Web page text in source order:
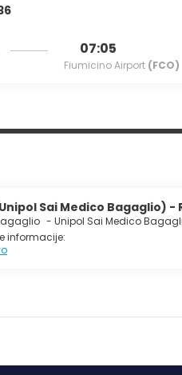
is served daily from 7:30 AM to
business center,
07:05
Fiumicino Airport (FCO)
Sai Medico Bagaglio)
- Unipol Sai Medico
informacije: